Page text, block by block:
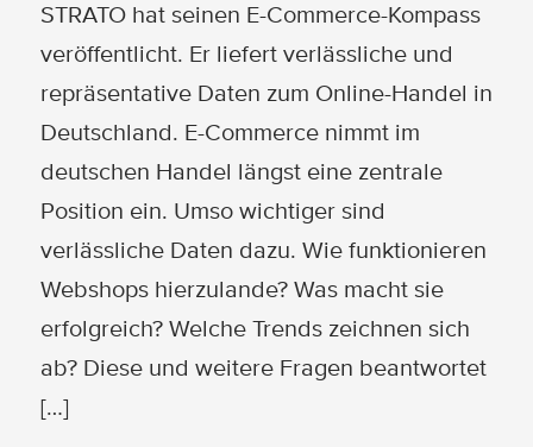
STRATO hat seinen E-Commerce-Kompass
veröffentlicht. Er liefert verlässliche und
repräsentative Daten zum Online-Handel in
Deutschland. E-Commerce nimmt im
deutschen Handel längst eine zentrale
Position ein. Umso wichtiger sind
verlässliche Daten dazu. Wie funktionieren
Webshops hierzulande? Was macht sie
erfolgreich? Welche Trends zeichnen sich
ab? Diese und weitere Fragen beantwortet
[…]